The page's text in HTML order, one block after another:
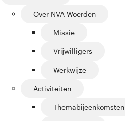
Over NVA Woerden
Missie
Vrijwilligers
Werkwijze
Activiteiten
Themabijeenkomsten